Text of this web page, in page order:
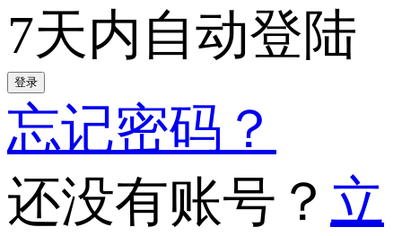
7天内自动登陆
登录
忘记密码？
还没有账号？ 立